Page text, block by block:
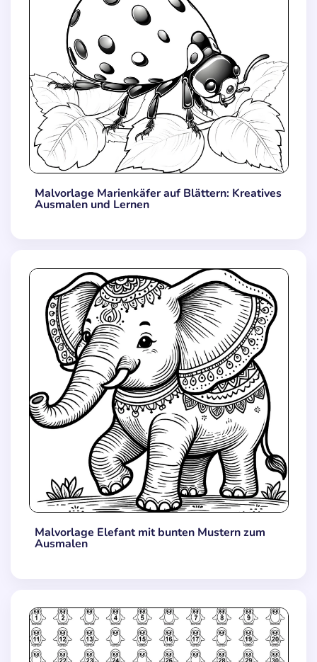
Malvorlage Marienkäfer auf Blättern: Kreatives
Ausmalen und Lernen
Malvorlage Elefant mit bunten Mustern zum
Ausmalen